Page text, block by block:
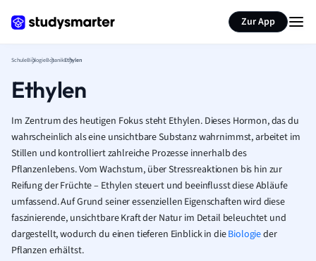
Zur App
SchuleBiologieBotanikEthylen
Ethylen
Im Zentrum des heutigen Fokus steht Ethylen. Dieses Hormon, das du
wahrscheinlich als eine unsichtbare Substanz wahrnimmst, arbeitet im
Stillen und kontrolliert zahlreiche Prozesse innerhalb des
Pflanzenlebens. Vom Wachstum, über Stressreaktionen bis hin zur
Reifung der Früchte – Ethylen steuert und beeinflusst diese Abläufe
umfassend. Auf Grund seiner essenziellen Eigenschaften wird diese
faszinierende, unsichtbare Kraft der Natur im Detail beleuchtet und
dargestellt, wodurch du einen tieferen Einblick in dieBiologieder
Pflanzen erhältst.
Seite zusammenfassen